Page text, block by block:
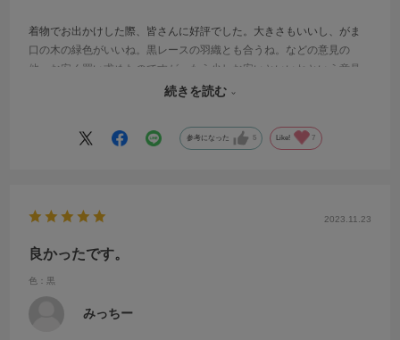
着物でお出かけした際、皆さんに好評でした。大きさもいいし、がま
口の木の緑色がいいね。黒レースの羽織とも合うね。などの意見の
他、お安く買い求めたのですが、もう少しお安いといいねという意見
もありました。 私としては取っ手の付け位置が開け閉めの時不安定か
続きを読む
参考になった 5 Like! 7
2023.11.23
良かったです。
色：黒
みっちー